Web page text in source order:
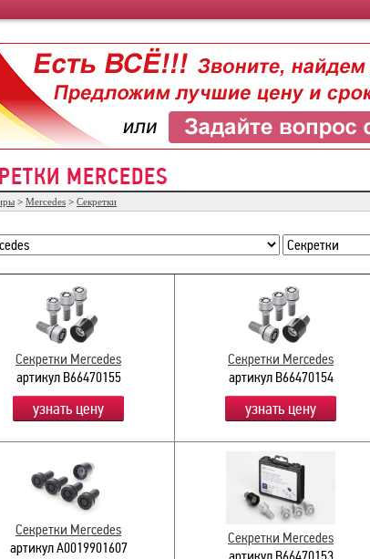
MERCEDES
> Mercedes > Секретки
Секретки Mercedes
артикул B66470155
узнать цену
Секретки Mercedes
артикул B66470154
узнать цену
Секретки Mercedes
артикул A0019901607
Секретки Mercedes